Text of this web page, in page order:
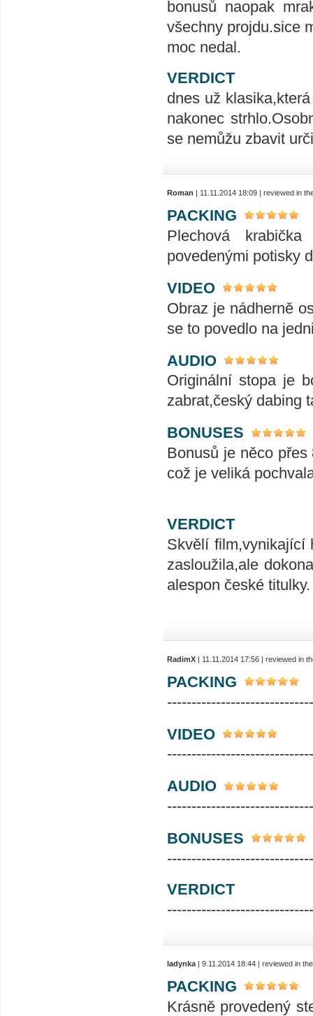
bonusů naopak
všechny projdu.sice
moc nedal.
VERDICT
dnes už
nakonec
se nemůžu zbavit
Roman | 11.11.2014 18:09 | reviewed in
PACKING
Plechová
povedenými potisky
VIDEO
Obraz je nádherně
se to povedlo na
AUDIO
Originální stopa je
zabrat,český dabing
BONUSES
Bonusů je něco
což je veliká
VERDICT
Skvělí film,vynikající
zasloužila,ale
alespon české titulky.
RadimX | 11.11.2014 17:56 | reviewed in
PACKING
VIDEO
AUDIO
BONUSES
VERDICT
ladynka | 9.11.2014 18:44 | reviewed in
PACKING
Krásně provedený